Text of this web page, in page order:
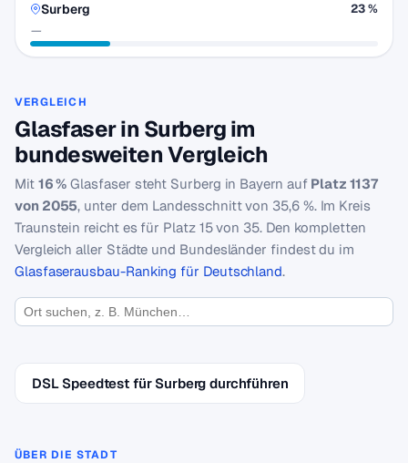
Surberg
—
23 %
VERGLEICH
Glasfaser in Surberg im
bundesweiten Vergleich
Mit 16 % Glasfaser steht Surberg in Bayern auf Platz 1137
von 2055, unter dem Landesschnitt von 35,6 %. Im Kreis
Traunstein reicht es für Platz 15 von 35. Den kompletten
Vergleich aller Städte und Bundesländer findest du im
Glasfaserausbau-Ranking für Deutschland.
DSL Speedtest für Surberg durchführen
ÜBER DIE STADT